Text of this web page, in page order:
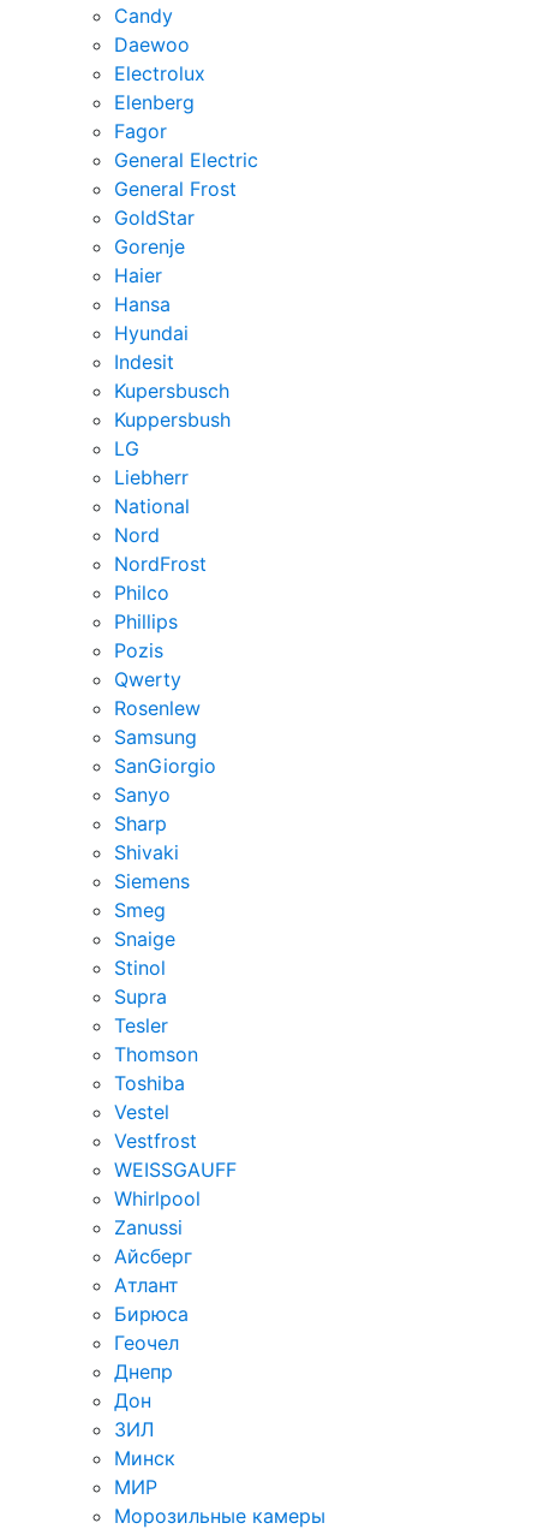
Candy
Daewoo
Electrolux
Elenberg
Fagor
General Electric
General Frost
GoldStar
Gorenje
Haier
Hansa
Hyundai
Indesit
Kupersbusch
Kuppersbush
LG
Liebherr
National
Nord
NordFrost
Philco
Phillips
Pozis
Qwerty
Rosenlew
Samsung
SanGiorgio
Sanyo
Sharp
Shivaki
Siemens
Smeg
Snaige
Stinol
Supra
Tesler
Thomson
Toshiba
Vestel
Vestfrost
WEISSGAUFF
Whirlpool
Zanussi
Айсберг
Атлант
Бирюса
Геочел
Днепр
Дон
ЗИЛ
Минск
МИР
Морозильные камеры